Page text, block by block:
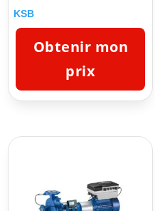
KSB
Obtenir mon
prix